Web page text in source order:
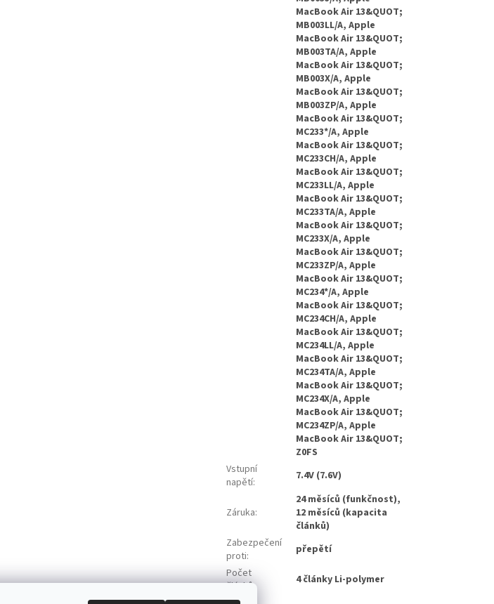
MacBook Air 13&QUOT;
MB003LL/A, Apple
MacBook Air 13&QUOT;
MB003TA/A, Apple
MacBook Air 13&QUOT;
MB003X/A, Apple
MacBook Air 13&QUOT;
MB003ZP/A, Apple
MacBook Air 13&QUOT;
MC233*/A, Apple
MacBook Air 13&QUOT;
MC233CH/A, Apple
MacBook Air 13&QUOT;
MC233LL/A, Apple
MacBook Air 13&QUOT;
MC233TA/A, Apple
MacBook Air 13&QUOT;
MC233X/A, Apple
MacBook Air 13&QUOT;
MC233ZP/A, Apple
MacBook Air 13&QUOT;
MC234*/A, Apple
MacBook Air 13&QUOT;
MC234CH/A, Apple
MacBook Air 13&QUOT;
MC234LL/A, Apple
MacBook Air 13&QUOT;
MC234TA/A, Apple
MacBook Air 13&QUOT;
MC234X/A, Apple
MacBook Air 13&QUOT;
MC234ZP/A, Apple
MacBook Air 13&QUOT;
Z0FS
Vstupní
napětí: 7.4V (7.6V)
Záruka:
24 měsíců (funkčnost),
12 měsíců (kapacita
článků)
Zabezpečení
proti:
přepětí
Počet
článků:
4 články Li-polymer